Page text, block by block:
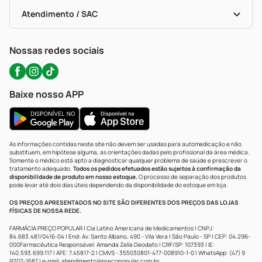
Bulas De A A Z
Políticas De Marketplace
Autoteste Covid-19
Certificado De Segurança
Portal Da Privacidade
Atendimento / SAC
WhatsApp (47) 9202-1687
Nossas redes sociais
Baixe nosso APP
As informações contidas neste site não devem ser usadas para automedicação e não
substituem, em hipótese alguma, as orientações dadas pelo profissional da área médica.
Somente o médico está apto a diagnosticar qualquer problema de saúde e prescrever o
tratamento adequado. Todos os pedidos efetuados estão sujeitos à confirmação da
disponibilidade de produto em nosso estoque.O processo de separação dos produtos
pode levar até dois dias úteis dependendo da disponibilidade do estoque em loja.
OS PREÇOS APRESENTADOS NO SITE SÃO DIFERENTES DOS PREÇOS DAS LOJAS
FÍSICAS DE NOSSA REDE.
FARMÁCIA PREÇO POPULAR | Cia Latino Americana de Medicamentos | CNPJ:
84.683.481/0416-04 | End: Av. Santo Albano, 490 - Vila Vera | São Paulo - SP | CEP: 04.296-
000Farmacêutica Responsável: Amanda Zelia Deodato | CRF/SP: 107393 | IE:
140.593.699.117 | AFE: 7.45817-2 | CMVS - 355030801-477-008910-1-0 | WhatsApp: (47) 9